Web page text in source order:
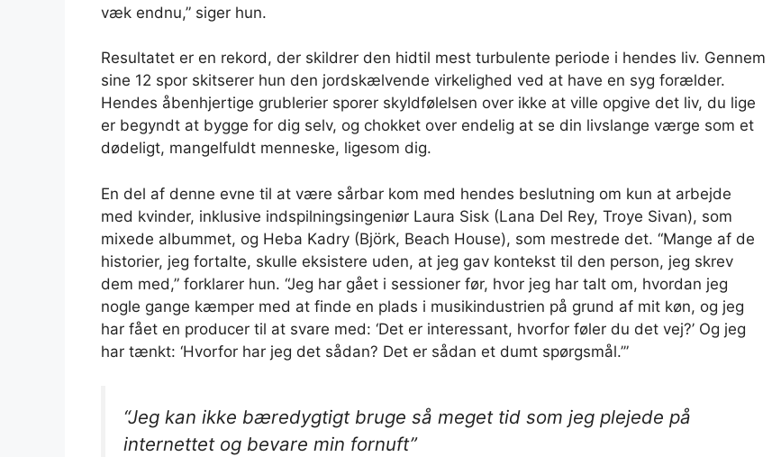
væk endnu,” siger hun.
Resultatet er en rekord, der skildrer den hidtil mest turbulente periode i hendes liv. Gennem
sine 12 spor skitserer hun den jordskælvende virkelighed ved at have en syg forælder.
Hendes åbenhjertige grublerier sporer skyldfølelsen over ikke at ville opgive det liv, du lige
er begyndt at bygge for dig selv, og chokket over endelig at se din livslange værge som et
dødeligt, mangelfuldt menneske, ligesom dig.
En del af denne evne til at være sårbar kom med hendes beslutning om kun at arbejde
med kvinder, inklusive indspilningsingeniør Laura Sisk (Lana Del Rey, Troye Sivan), som
mixede albummet, og Heba Kadry (Björk, Beach House), som mestrede det. “Mange af de
historier, jeg fortalte, skulle eksistere uden, at jeg gav kontekst til den person, jeg skrev
dem med,” forklarer hun. “Jeg har gået i sessioner før, hvor jeg har talt om, hvordan jeg
nogle gange kæmper med at finde en plads i musikindustrien på grund af mit køn, og jeg
har fået en producer til at svare med: ‘Det er interessant, hvorfor føler du det vej?’ Og jeg
har tænkt: ‘Hvorfor har jeg det sådan? Det er sådan et dumt spørgsmål.’”
“Jeg kan ikke bæredygtigt bruge så meget tid som jeg plejede på
internettet og bevare min fornuft”